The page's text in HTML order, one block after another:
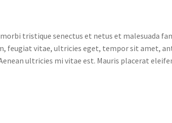
tristique senectus et netus et malesuada
feugiat vitae, ultricies eget, tempor sit amet,
ultricies mi vitae est. Mauris placerat